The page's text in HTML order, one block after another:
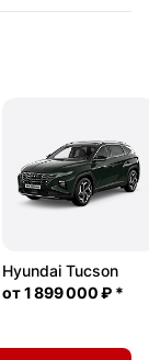
Hyundai Tucson
от1 899 000 ₽ *